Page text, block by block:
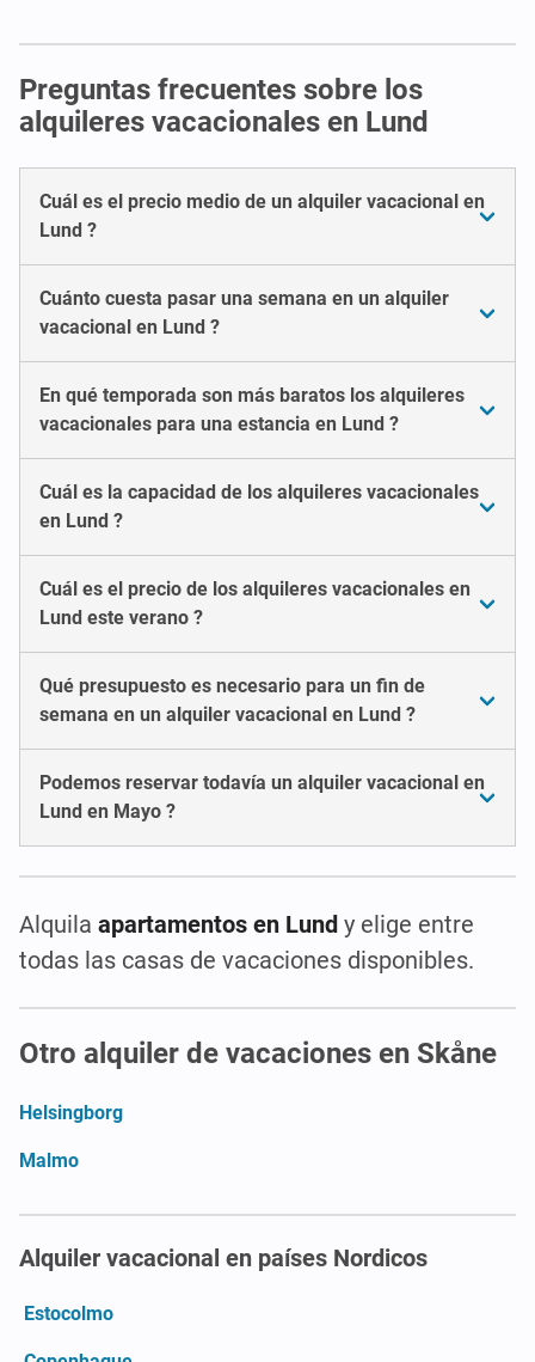
Preguntas frecuentes sobre los
alquileres vacacionales en Lund
Cuál es el precio medio de un alquiler vacacional en
Lund ?
Cuánto cuesta pasar una semana en un alquiler
vacacional en Lund ?
En qué temporada son más baratos los alquileres
vacacionales para una estancia en Lund ?
Cuál es la capacidad de los alquileres vacacionales
en Lund ?
Cuál es el precio de los alquileres vacacionales en
Lund este verano ?
Qué presupuesto es necesario para un fin de
semana en un alquiler vacacional en Lund ?
Podemos reservar todavía un alquiler vacacional en
Lund en Mayo ?
Alquila apartamentos en Lund y elige entre
todas las casas de vacaciones disponibles.
Otro alquiler de vacaciones en Skåne
Helsingborg
Malmo
Alquiler vacacional en países Nordicos
Estocolmo